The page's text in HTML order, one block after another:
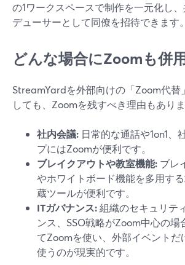
の1ワークスペースで制作を一元化し
デューサーとして同僚を招待できます。
どんな場合にZoomも併
StreamYardを外部向けの「Zoom代替
しても、Zoomを残すべき理由もありま
社内会議: 日常的な通話や1on1、
プにはZoomが便利です。
ブレイクアウトや教室機能: ブレ
やホワイトボード機能を多用す
蔵ツールが便利です。
ITガバナンス:組織のセキュリテ
ンス、SSO戦略がZoom中心の場
てZoomを使い、外部イベント
使うのが現実的です。